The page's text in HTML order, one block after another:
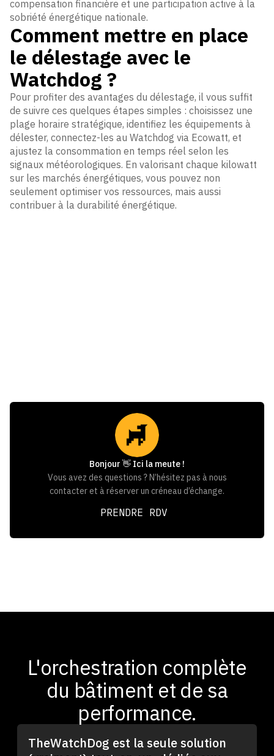
compensation financière et une participation active à la
sobriété énergétique nationale.
Comment mettre en place
le délestage avec le
Watchdog ?
Pour profiter des avantages du délestage, il vous suffit
de suivre ces quelques étapes simples : choisissez une
plage horaire stratégique, identifiez les équipements à
délester, connectez-les au Watchdog via Ecowatt, et
ajustez la consommation en temps réel selon les
signaux météorologiques. En valorisant chaque kilowatt
sur les marchés énergétiques, vous pouvez non
seulement optimiser vos ressources, mais aussi
contribuer à la durabilité énergétique.
Flexibilité énergétique : maximiser
l’efficacité énergétique de vos bâtiments
Bonjour 👋 Ici la meute !
Vous avez des questions ? N’hésitez pas à nous
contacter et à réserver un créneau d’échange.
PRENDRE RDV
L'orchestration complète
du bâtiment et de sa
performance.
TheWatchDog est la seule solution